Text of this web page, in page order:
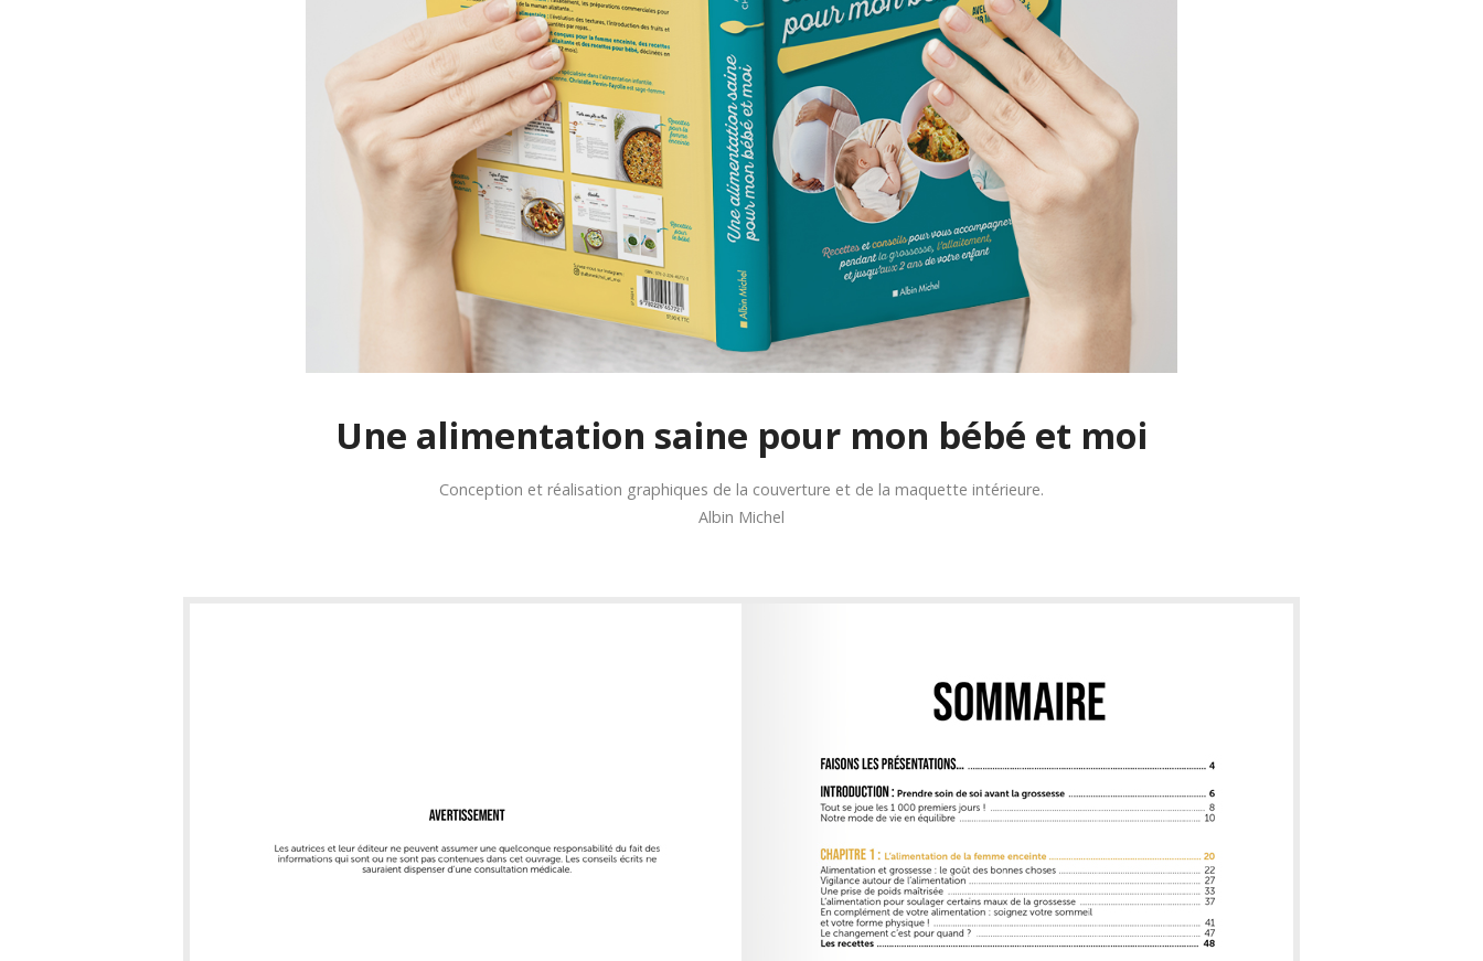
Une alimentation saine pour mon bébé et moi
Conception et réalisation graphiques de la couverture et de la maquette intérieure.
Albin Michel